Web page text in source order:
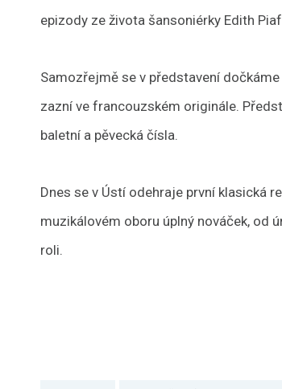
epizody ze života šansoniérky Edith
Samozřejmě se v představení
zazní ve francouzském originále.
baletní a pěvecká čísla.
Dnes se v Ústí odehraje první klasická
muzikálovém oboru úplný nováček, od
roli.